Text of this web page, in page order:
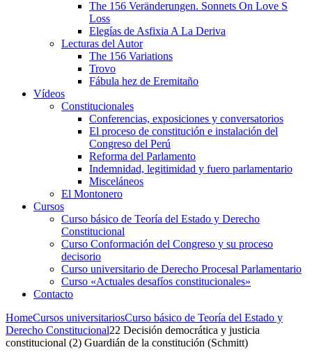
The 156 Veränderungen. Sonnets On Love S
Loss
Elegías de Asfixia A La Deriva
Lecturas del Autor
The 156 Variations
Trovo
Fábula hez de Eremitaño
Vídeos
Constitucionales
Conferencias, exposiciones y conversatorios
El proceso de constitución e instalación del
Congreso del Perú
Reforma del Parlamento
Indemnidad, legitimidad y fuero parlamentario
Misceláneos
El Montonero
Cursos
Curso básico de Teoría del Estado y Derecho
Constitucional
Curso Conformación del Congreso y su proceso
decisorio
Curso universitario de Derecho Procesal Parlamentario
Curso «Actuales desafíos constitucionales»
Contacto
HomeCursos universitariosCurso básico de Teoría del Estado y
Derecho Constitucional22 Decisión democrática y justicia
constitucional (2) Guardián de la constitución (Schmitt)